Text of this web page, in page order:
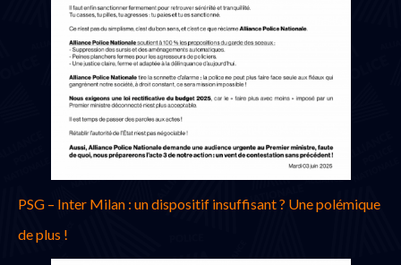
PSG – Inter Milan : un dispositif insuffisant ? Une polémique
de plus !